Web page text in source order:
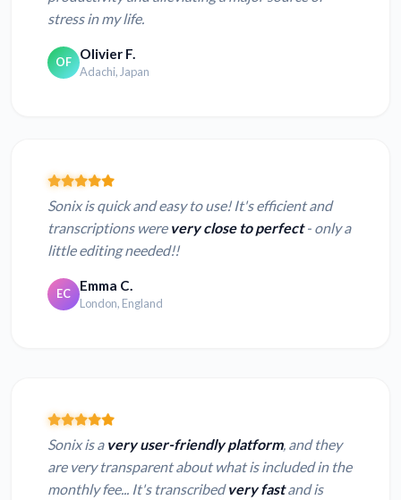
stress in my life.
OF Olivier F.
Adachi, Japan
Sonix is quick and easy to use! It's efficient and
transcriptions were very close to perfect- only a
little editing needed!!
EC Emma C.
London, England
Sonix is a very user-friendly platform, and they
are very transparent about what is included in the
monthly fee... It's transcribedvery fastand is